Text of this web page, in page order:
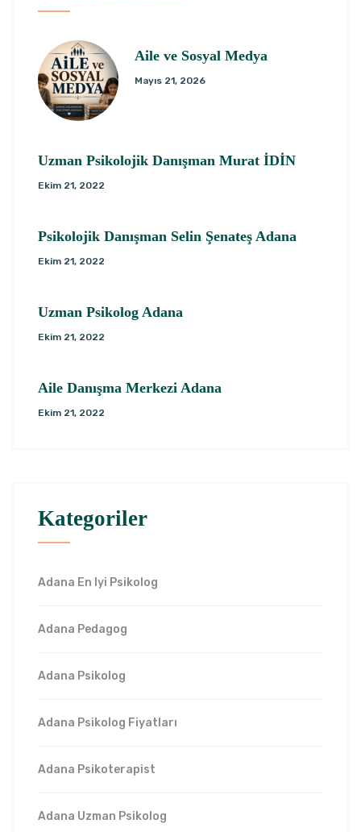
Aile ve Sosyal Medya
Mayıs 21, 2026
Uzman Psikolojik Danışman Murat İDİN
Ekim 21, 2022
Psikolojik Danışman Selin Şenateş Adana
Ekim 21, 2022
Uzman Psikolog Adana
Ekim 21, 2022
Aile Danışma Merkezi Adana
Ekim 21, 2022
Kategoriler
Adana En Iyi Psikolog
Adana Pedagog
Adana Psikolog
Adana Psikolog Fiyatları
Adana Psikoterapist
Adana Uzman Psikolog